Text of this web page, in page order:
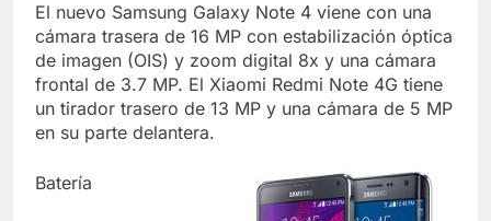
El nuevo Samsung Galaxy Note 4 viene con una
cámara trasera de 16 MP con estabilización óptica
de imagen (OIS) y zoom digital 8x y una cámara
frontal de 3.7 MP. El Xiaomi Redmi Note 4G tiene
un tirador trasero de 13 MP y una cámara de 5 MP
en su parte delantera.
Batería